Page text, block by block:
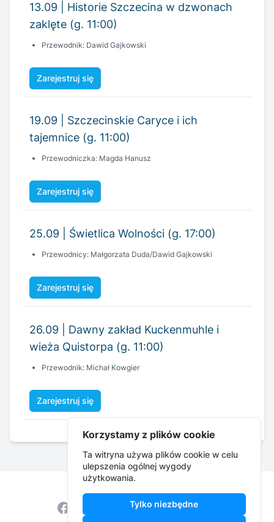
13.09 | Historie Szczecina w dzwonach
zaklęte (g. 11:00)
Przewodnik: Dawid Gajkowski
Zarejestruj się
19.09 | Szczecinskie Caryce i ich
tajemnice (g. 11:00)
Przewodniczka: Magda Hanusz
Zarejestruj się
25.09 | Świetlica Wolności (g. 17:00)
Przewodnicy: Małgorzata Duda/Dawid Gajkowski
Zarejestruj się
26.09 | Dawny zakład Kuckenmuhle i
wieża Quistorpa (g. 11:00)
Przewodnik: Michał Kowgier
Zarejestruj się
Facebook YouTube
Korzystamy z plików cookie
Ta witryna używa plików cookie w celu
ulepszenia ogólnej wygody
użytkowania.
Tylko niezbędne